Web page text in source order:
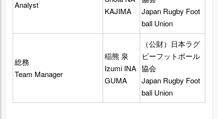
Analyst
KAJIMA
Japan Rugby Foot
ball Union
総務
Team Manager
稲熊 泉
Izumi INA
GUMA
（公財）日本ラグ
ビーフットボール
協会
Japan Rugby Foot
ball Union